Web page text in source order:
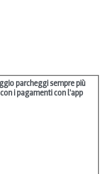
parcheggi sempre più
i pagamenti con l’app